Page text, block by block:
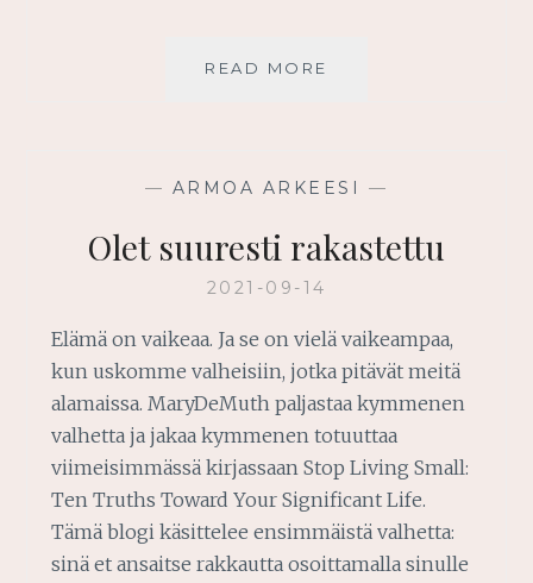
READ MORE
— ARMOA ARKEESI —
Olet suuresti rakastettu
2021-09-14
Elämä on vaikeaa. Ja se on vielä vaikeampaa,
kun uskomme valheisiin, jotka pitävät meitä
alamaissa. MaryDeMuth paljastaa kymmenen
valhetta ja jakaa kymmenen totuuttaa
viimeisimmässä kirjassaan Stop Living Small:
Ten Truths Toward Your Significant Life.
Tämä blogi käsittelee ensimmäistä valhetta:
sinä et ansaitse rakkautta osoittamalla sinulle